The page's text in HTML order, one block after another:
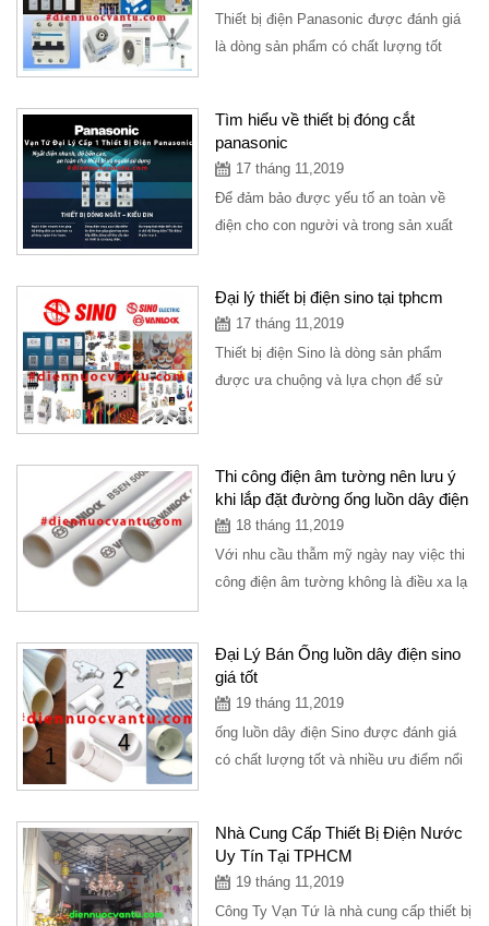
Thiết bị điện Panasonic được đánh giá
là dòng sản phẩm có chất lượng tốt
Tìm hiểu về thiết bị đóng cắt
panasonic
17 tháng 11,2019
Để đảm bảo được yếu tố an toàn về
điện cho con người và trong sản xuất
Đại lý thiết bị điện sino tại tphcm
17 tháng 11,2019
Thiết bị điện Sino là dòng sản phẩm
được ưa chuộng và lựa chọn để sử
Thi công điện âm tường nên lưu ý
khi lắp đặt đường ống luồn dây điện
18 tháng 11,2019
Với nhu cầu thẫm mỹ ngày nay việc thi
công điện âm tường không là điều xa lạ
Đại Lý Bán Ống luồn dây điện sino
giá tốt
19 tháng 11,2019
ống luồn dây điện Sino được đánh giá
có chất lượng tốt và nhiều ưu điểm nổi
Nhà Cung Cấp Thiết Bị Điện Nước
Uy Tín Tại TPHCM
19 tháng 11,2019
Công Ty Vạn Tứ là nhà cung cấp thiết bị